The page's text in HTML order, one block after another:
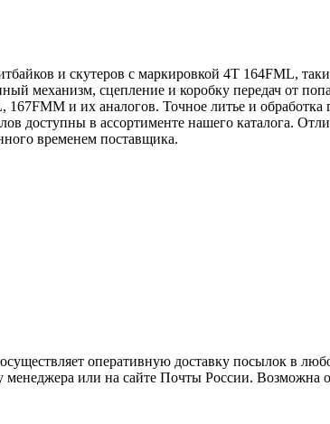
и скутеров с маркировкой 4Т 164FML,
механизм, сцепление и коробку передач от
167FMM и их аналогов. Точное литье и
доступны в ассортименте нашего каталога.
временем поставщика.
оперативную доставку посылок в
или на сайте Почты России. Возможна